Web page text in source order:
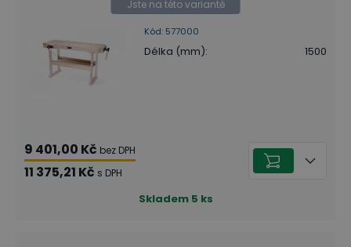
Kód: 577000
Jste na této variantě
Délka (mm): 1500
9 401,00 Kč bez DPH
11 375,21 Kč s DPH
Skladem 5 ks